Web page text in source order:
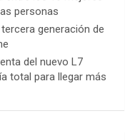
personas
generación de
del nuevo L7
total para llegar más